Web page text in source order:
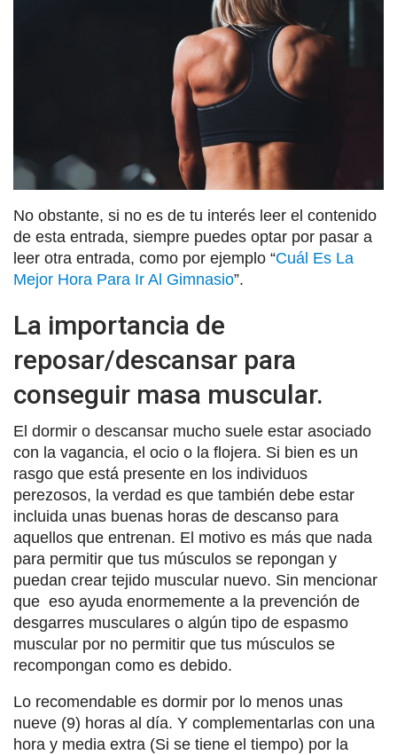
No obstante, si no es de tu interés leer el contenido
de esta entrada, siempre puedes optar por pasar a
leer otra entrada, como por ejemplo “Cuál Es La
Mejor Hora Para Ir Al Gimnasio”.
La importancia de
reposar/descansar para
conseguir masa muscular.
El dormir o descansar mucho suele estar asociado
con la vagancia, el ocio o la flojera. Si bien es un
rasgo que está presente en los individuos
perezosos, la verdad es que también debe estar
incluida unas buenas horas de descanso para
aquellos que entrenan. El motivo es más que nada
para permitir que tus músculos se repongan y
puedan crear tejido muscular nuevo. Sin mencionar
que eso ayuda enormemente a la prevención de
desgarres musculares o algún tipo de espasmo
muscular por no permitir que tus músculos se
recompongan como es debido.
Lo recomendable es dormir por lo menos unas
nueve (9) horas al día. Y complementarlas con una
hora y media extra (Si se tiene el tiempo) por la